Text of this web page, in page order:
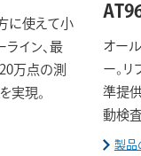
に使えて小
イン、最
万点の測
実現。
オー
ー。
準提供
動検
製品